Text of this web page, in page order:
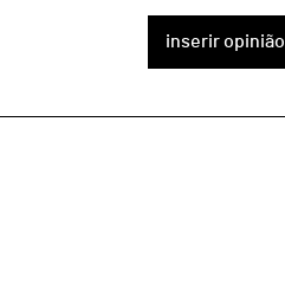
inserir opinião